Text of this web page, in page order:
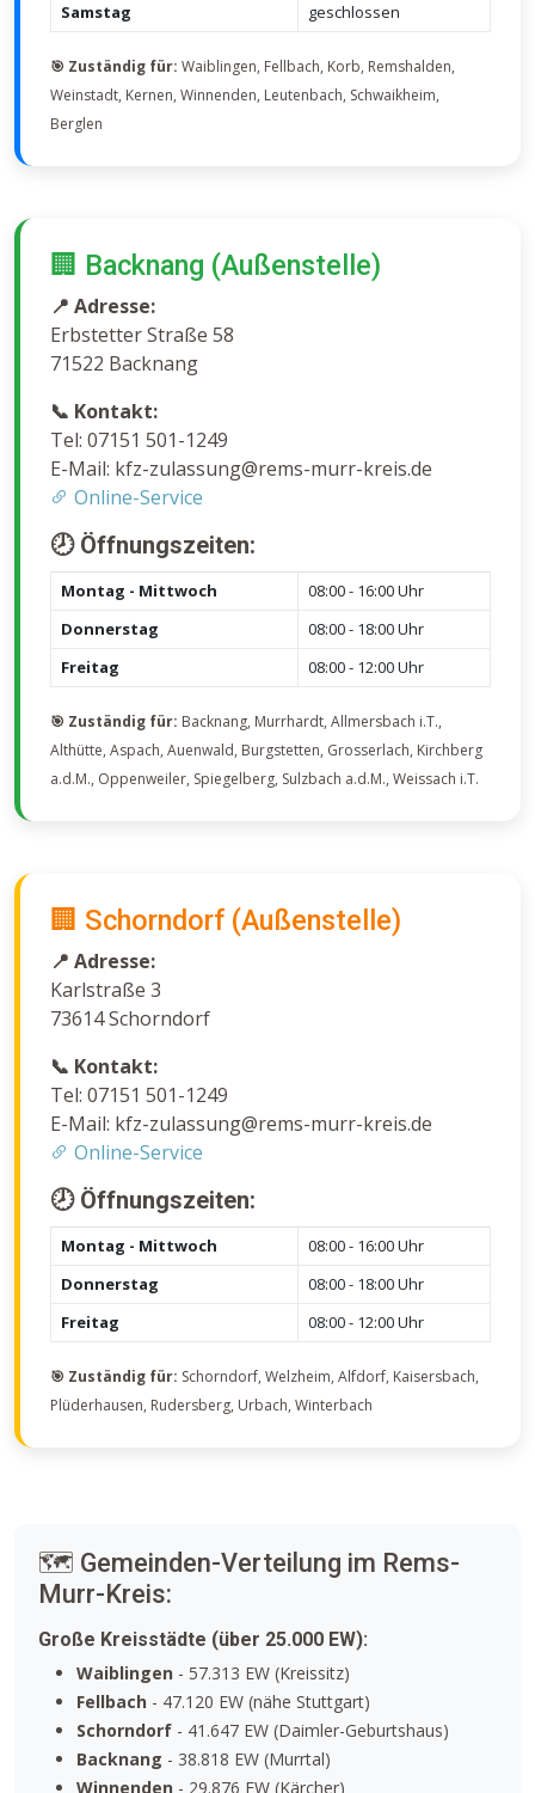
Samstag
geschlossen
🎯 Zuständig für: Waiblingen, Fellbach, Korb, Remshalden,
Weinstadt, Kernen, Winnenden, Leutenbach, Schwaikheim,
Berglen
🏢 Backnang (Außenstelle)
📍 Adresse:
Erbstetter Straße 58
71522 Backnang
📞 Kontakt:
Tel: 07151 501-1249
E-Mail: kfz-zulassung@rems-murr-kreis.de
Online-Service
🕗 Öffnungszeiten:
Montag - Mittwoch
08:00 - 16:00 Uhr
Donnerstag
08:00 - 18:00 Uhr
Freitag
08:00 - 12:00 Uhr
🎯 Zuständig für: Backnang, Murrhardt, Allmersbach i.T.,
Althütte, Aspach, Auenwald, Burgstetten, Grosserlach, Kirchberg
a.d.M., Oppenweiler, Spiegelberg, Sulzbach a.d.M., Weissach i.T.
🏢 Schorndorf (Außenstelle)
📍 Adresse:
Karlstraße 3
73614 Schorndorf
📞 Kontakt:
Tel: 07151 501-1249
E-Mail: kfz-zulassung@rems-murr-kreis.de
Online-Service
🕗 Öffnungszeiten:
Montag - Mittwoch
08:00 - 16:00 Uhr
Donnerstag
08:00 - 18:00 Uhr
Freitag
08:00 - 12:00 Uhr
🎯 Zuständig für: Schorndorf, Welzheim, Alfdorf, Kaisersbach,
Plüderhausen, Rudersberg, Urbach, Winterbach
🗺️ Gemeinden-Verteilung im Rems-
Murr-Kreis:
Große Kreisstädte (über 25.000 EW):
Waiblingen - 57.313 EW (Kreissitz)
Fellbach - 47.120 EW (nähe Stuttgart)
Schorndorf - 41.647 EW (Daimler-Geburtshaus)
Backnang - 38.818 EW (Murrtal)
Winnenden - 29.876 EW (Kärcher)